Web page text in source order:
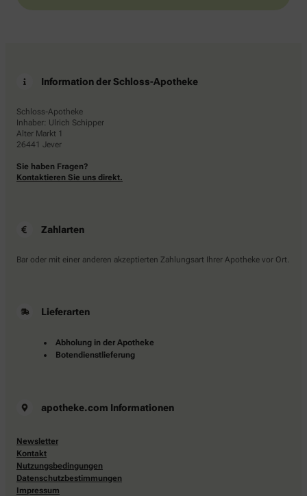
Information der Schloss-Apotheke
Schloss-Apotheke
Inhaber: Ulrich Schipper
Alter Markt 1
26441 Jever
Sie haben Fragen?
Kontaktieren Sie uns direkt.
Zahlarten
Bar oder mit einer anderen akzeptierten Zahlungsart Ihrer Apotheke vor Ort.
Lieferarten
Abholung in der Apotheke
Botendienstlieferung
apotheke.com Informationen
Newsletter
Kontakt
Nutzungsbedingungen
Datenschutzbestimmungen
Impressum